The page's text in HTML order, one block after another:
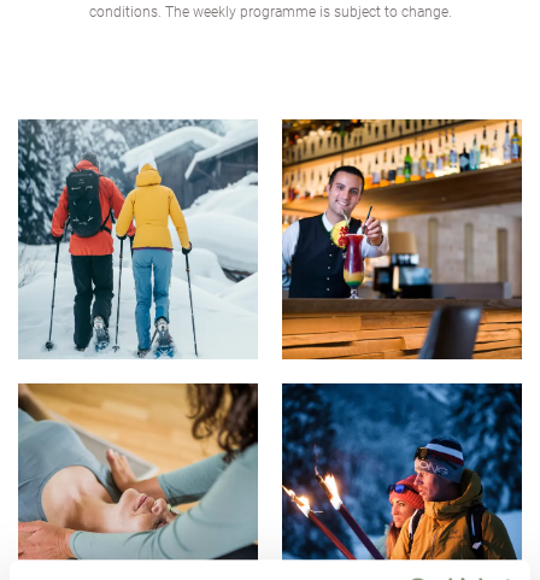
conditions. The weekly programme is subject to change.